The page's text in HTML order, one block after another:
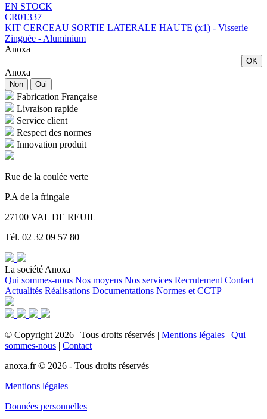
EN STOCK
CR01337
KIT CERCEAU SORTIE LATERALE HAUTE (x1) - Visserie
Zinguée - Aluminium
Anoxa
OK
Anoxa
Non Oui
Fabrication Française
Livraison rapide
Service client
Respect des normes
Innovation produit
Rue de la coulée verte
P.A de la fringale
27100 VAL DE REUIL
Tél. 02 32 09 57 80
La société Anoxa
Qui sommes-nous Nos moyens Nos services Recrutement Contact
Actualités Réalisations Documentations Normes et CCTP
© Copyright 2026 | Tous droits réservés | Mentions légales | Qui
sommes-nous | Contact |
anoxa.fr © 2026 - Tous droits réservés
Mentions légales
Données personnelles